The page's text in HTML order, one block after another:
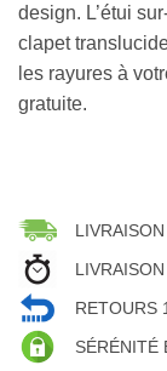
design. L’étui
clapet
les rayures à
gratuite.
RETOURS
SÉRÉNITÉ